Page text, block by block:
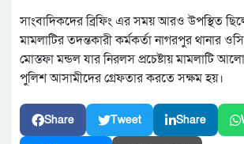
সাংবাদিকদের ব্রিফিং এর সময় আরও উপস্থিত
মামলাটির তদন্তকারী কর্মকর্তা নাগরপুর থানার
মোস্তফা মন্ডল যার নিরলস প্রচেষ্টায় মামলাটি
পুলিশ আসামীদের গ্রেফতার করতে সক্ষম হয়।
Share Tweet Share